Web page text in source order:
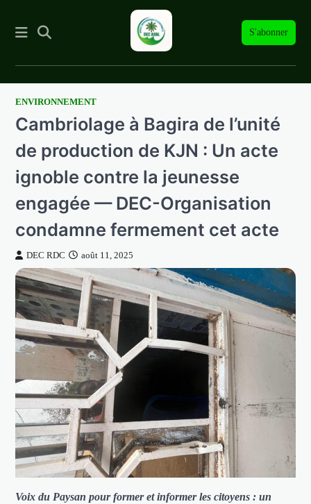
S'abonner
SkipENVIRONNEMENT
Cambriolage à Bagira de l’unité
de production de KJN : Un acte
ignoble contre la jeunesse
engagée — DEC-Organisation
condamne fermement cet acte
DEC RDC août 11, 2025
Voix du Paysan pour former et informer les citoyens : un